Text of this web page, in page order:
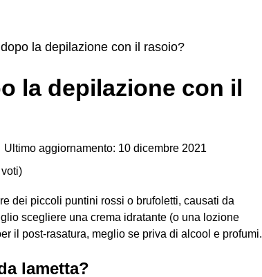
la depilazione con il rasoio?
la depilazione con il
Ultimo aggiornamento: 10 dicembre 2021
)
dei piccoli puntini rossi o brufoletti, causati da
scegliere una crema idratante (o una lozione
il post-rasatura, meglio se priva di alcool e profumi.
lametta?